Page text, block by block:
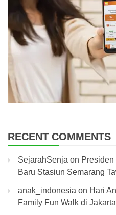
RECENT COMMENTS
SejarahSenja on
Baru Stasiun Semarang
anak_indonesia on Hari
Family Fun Walk di Jakarta